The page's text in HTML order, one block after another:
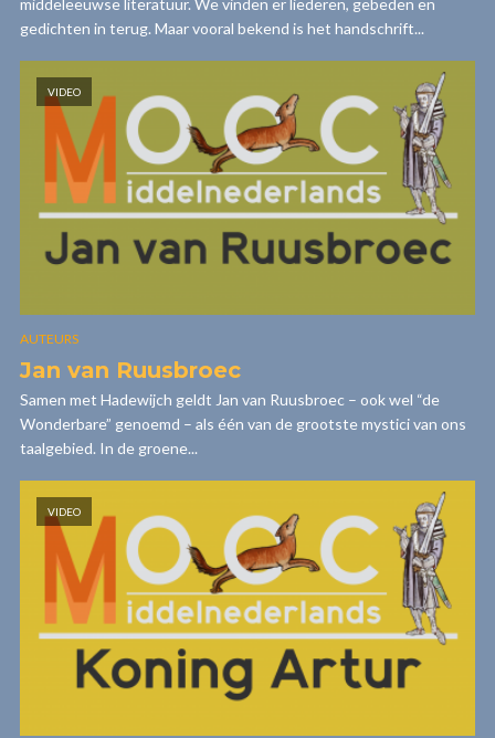
gedichten in terug. Maar vooral bekend is het handschrift...
VIDEO
AUTEURS
Jan van Ruusbroec
Samen met Hadewijch geldt Jan van Ruusbroec – ook wel “de
Wonderbare” genoemd – als één van de grootste mystici van ons
taalgebied. In de groene...
VIDEO